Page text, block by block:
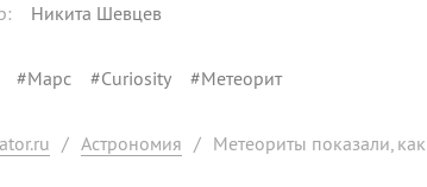
: Никита Шевцев
#Марс #Curiosity #Метеорит
/ Астрономия / Метеориты показали,